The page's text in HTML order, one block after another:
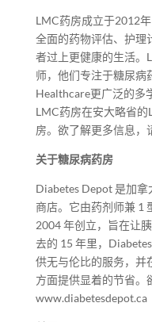
LMC药房成立于2012
全面的药物评估、护理
者过上更健康的生活。
师，他们专注于糖尿病
Healthcare更广泛的多
LMC药房在安大略省
房。欲了解更多信息，
关于糖尿病药房
Diabetes Depot 是加
商店。它由药剂师兼 1
2004 年创立，旨在让
去的 15 年里，
供无与伦比的服务，并
方面提供显着的节省。
www.diabetesdepot.ca